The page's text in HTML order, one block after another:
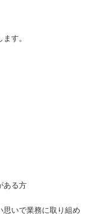
す。
ある方
思いで業務に取り組め